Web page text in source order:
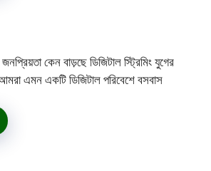
কেন বাড়ছে ডিজিটাল স্ট্রিমিং যুগের
আমরা এমন একটি ডিজিটাল পরিবেশে বসবাস